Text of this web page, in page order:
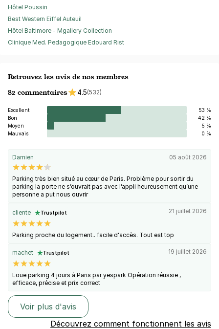
Hôtel Poussin
Best Western Eiffel Auteuil
Hôtel Baltimore - Mgallery Collection
Clinique Med. Pedagogique Edouard Rist
Retrouvez les avis de nos membres
82 commentaires
4.5(532)
Excellent
53 %
Bon
42 %
Moyen
5 %
Mauvais
0 %
Damien 05 août 2026
Parking très bien situé au cœur de Paris. Problème pour sortir du
parking la porte ne s’ouvrait pas avec l’appli heureusement qu’une
personne a put nous ouvrir
cliente Trustpilot 21 juillet 2026
Parking proche du logement.. facile d'accès. Tout est top
machet Trustpilot 19 juillet 2026
Loue parking 4 jours à Paris par yespark Opération réussie ,
efficace, précise et prix correct
Voir plus d'avis
Découvrez comment fonctionnent les avis